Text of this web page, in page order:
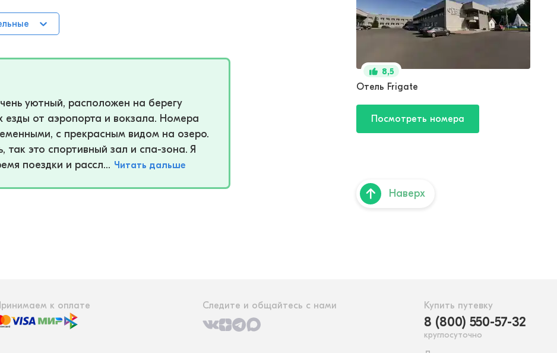
уютный, расположен на берегу
езды от аэропорта и вокзала. Номера
с прекрасным видом на озеро.
так это спортивный зал и спа-зона. Я
поездки и рассл... Читать дальше
8,5
Отель Frigate
Посмотреть номера
Наверх
к оплате Следите и общайтесь с нами Купить путевку
8 (800) 550-57-32
круглосуточно